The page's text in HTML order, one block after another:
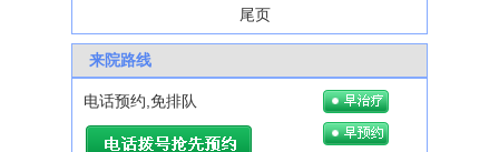
尾页
来院路线
电话预约,免排队